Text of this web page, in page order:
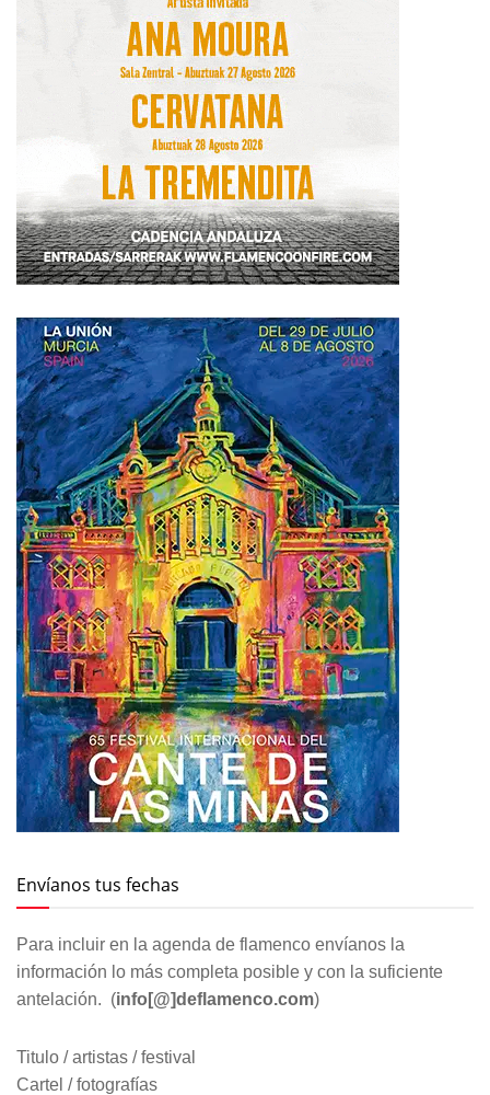
Envíanos tus fechas
Para incluir en la agenda de flamenco envíanos la
información lo más completa posible y con la suficiente
antelación. (info[@]deflamenco.com)
Titulo / artistas / festival
Cartel / fotografías